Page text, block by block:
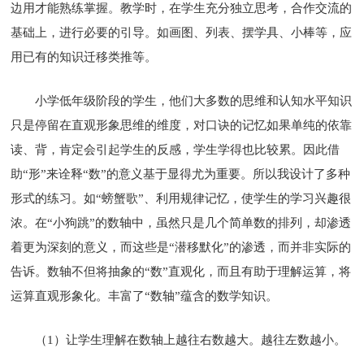
边用才能熟练掌握。教学时，在学生充分独立思考，合作交流的
基础上，进行必要的引导。如画图、列表、摆学具、小棒等，应
用已有的知识迁移类推等。
小学低年级阶段的学生，他们大多数的思维和认知水平知识
只是停留在直观形象思维的维度，对口诀的记忆如果单纯的依靠
读、背，肯定会引起学生的反感，学生学得也比较累。因此借
助“形”来诠释“数”的意义基于显得尤为重要。所以我设计了多种
形式的练习。如“螃蟹歌”、利用规律记忆，使学生的学习兴趣很
浓。在“小狗跳”的数轴中，虽然只是几个简单数的排列，却渗透
着更为深刻的意义，而这些是“潜移默化”的渗透，而并非实际的
告诉。数轴不但将抽象的“数”直观化，而且有助于理解运算，将
运算直观形象化。丰富了“数轴”蕴含的数学知识。
（1）让学生理解在数轴上越往右数越大。越往左数越小。